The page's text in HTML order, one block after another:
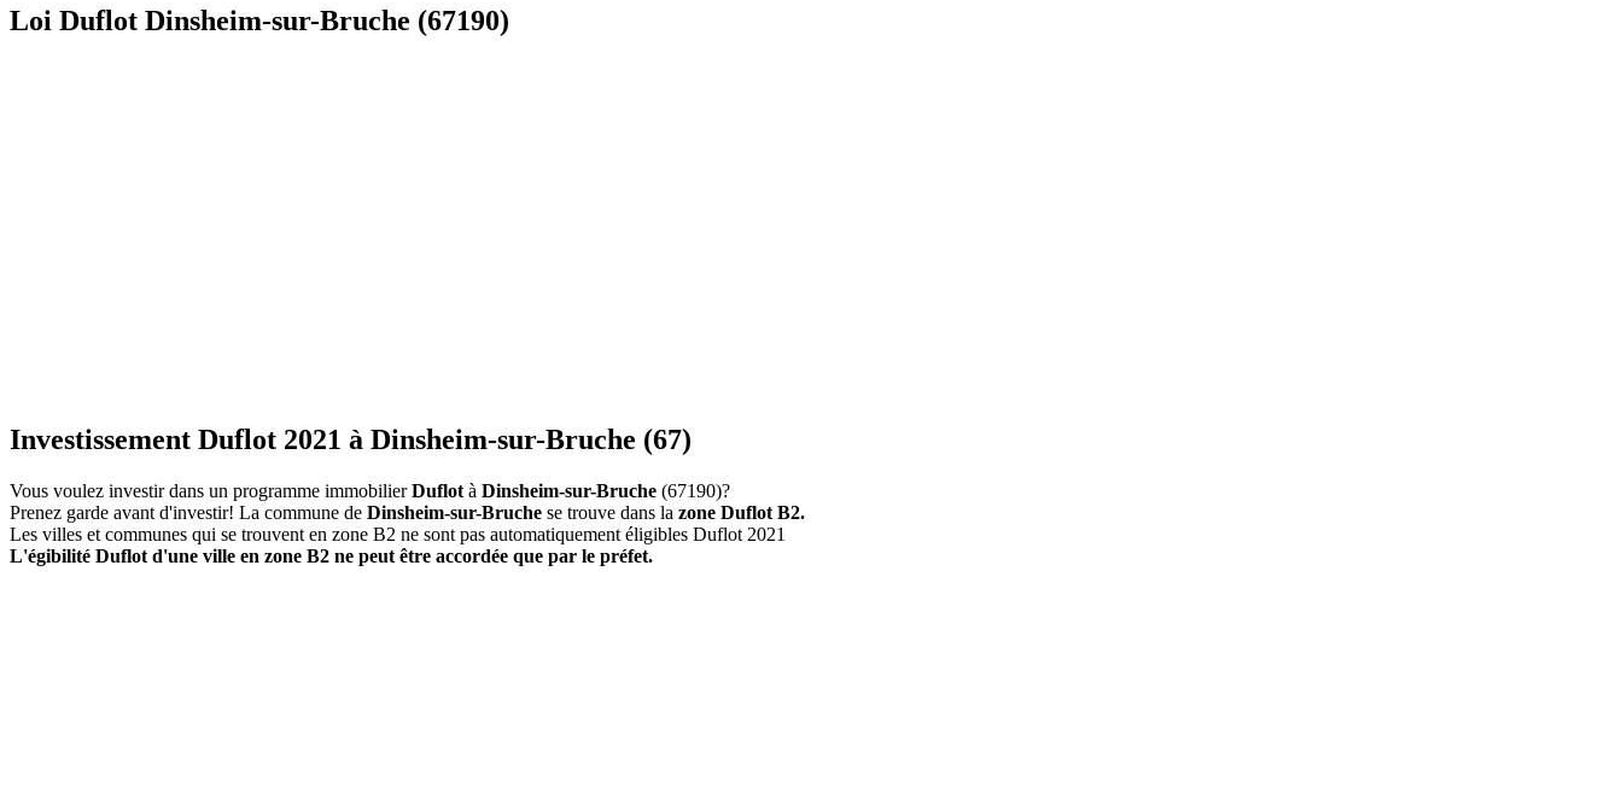
Loi Duflot Dinsheim-sur-Bruche (67190)
Investissement Duflot 2021 à Dinsheim-sur-Bruche (67)
Vous voulez investir dans un programme immobilierDuflot à Dinsheim-sur-Bruche (67190)?
Prenez garde avant d'investir! La commune de Dinsheim-sur-Bruche se trouve dans la zone Duflot B2.
Les villes et communes qui se trouvent en zone B2 ne sont pas automatiquement éligibles Duflot 2021
L'égibilité Duflot d'une ville en zone B2 ne peut être accordée que par le préfet.